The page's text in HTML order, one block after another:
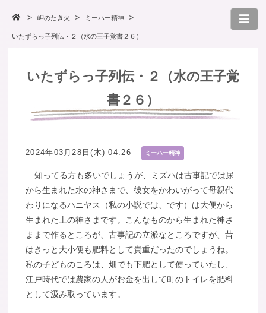
岬のたき火 ミーハー精神
いたずらっ子列伝・２（水の王子覚書２６）
いたずらっ子列伝・２（水の王子覚
書２６）
2024年03月28日(木) 04:26 ミーハー精神
知ってる方も多いでしょうが、ミズハは古事記では尿
から生まれた水の神さまで、彼女をかわいがって母親代
わりになるハニヤス（私の小説では、です）は大便から
生まれた土の神さまです。こんなものから生まれた神さ
ままで作るところが、古事記の立派なところですが、昔
はきっと大小便も肥料として貴重だったのでしょうね。
私の子どものころは、畑でも下肥として使っていたし、
江戸時代では農家の人がお金を出して町のトイレを肥料
として汲み取っています。